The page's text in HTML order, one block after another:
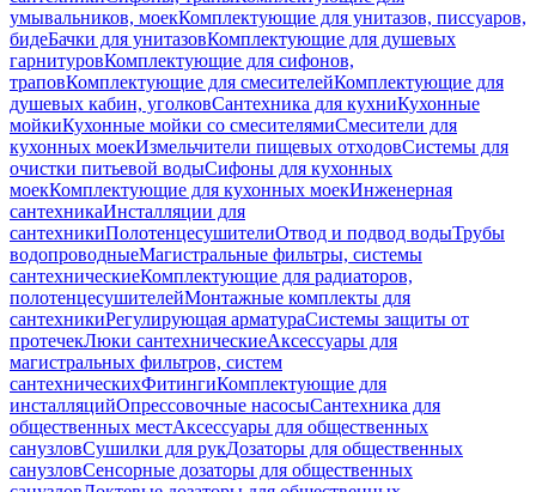
умывальников, моекКомплектующие для унитазов, писсуаров,
бидеБачки для унитазовКомплектующие для душевых
гарнитуровКомплектующие для сифонов,
траповКомплектующие для смесителейКомплектующие для
душевых кабин, уголковСантехника для кухниКухонные
мойкиКухонные мойки со смесителямиСмесители для
кухонных моекИзмельчители пищевых отходовСистемы для
очистки питьевой водыСифоны для кухонных
моекКомплектующие для кухонных моекИнженерная
сантехникаИнсталляции для
сантехникиПолотенцесушителиОтвод и подвод водыТрубы
водопроводныеМагистральные фильтры, системы
сантехническиеКомплектующие для радиаторов,
полотенцесушителейМонтажные комплекты для
сантехникиРегулирующая арматураСистемы защиты от
протечекЛюки сантехническиеАксессуары для
магистральных фильтров, систем
сантехническихФитингиКомплектующие для
инсталляцийОпрессовочные насосыСантехника для
общественных местАксессуары для общественных
санузловСушилки для рукДозаторы для общественных
санузловСенсорные дозаторы для общественных